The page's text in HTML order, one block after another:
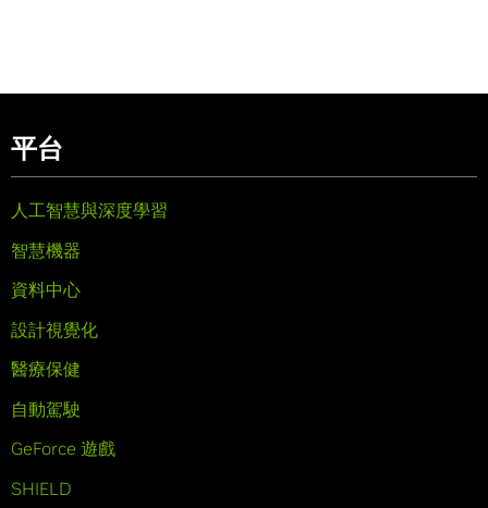
平台
人工智慧與深度學習
智慧機器
資料中心
設計視覺化
醫療保健
自動駕駛
GeForce 遊戲
SHIELD